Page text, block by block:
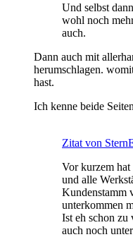
Und selbst
wohl noch
auch.
Dann auch mit
herumschlagen.
hast.
Ich kenne beide
Zitat von
Vor kurzem hat
und alle
Kundenstamm
unterkommen
Ist eh schon zu
auch noch